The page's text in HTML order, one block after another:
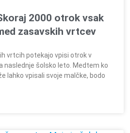
2000 otrok vsak
zasavskih vrtcev
vrtcih potekajo vpisi otrok v
naslednje šolsko leto. Medtem ko
lahko vpisali svoje malčke, bodo